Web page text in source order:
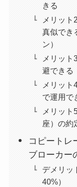
きる
メリッ
真似でき
ン）
メリッ
避できる
メリッ
で運用で
メリット
座）の約
コピートレ
ブローカー
デメリッ
40%）